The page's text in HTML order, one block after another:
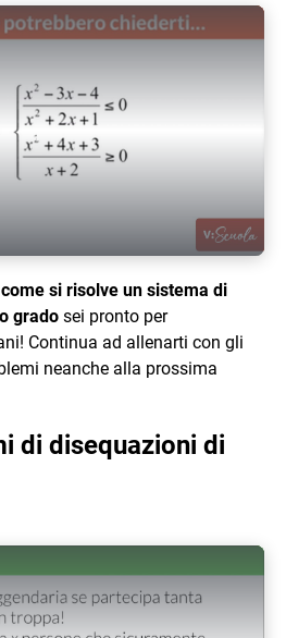
Play Video
come si risolve un sistema di
grado sei pronto per
Continua ad allenarti con gli
neanche alla prossima
di disequazioni di